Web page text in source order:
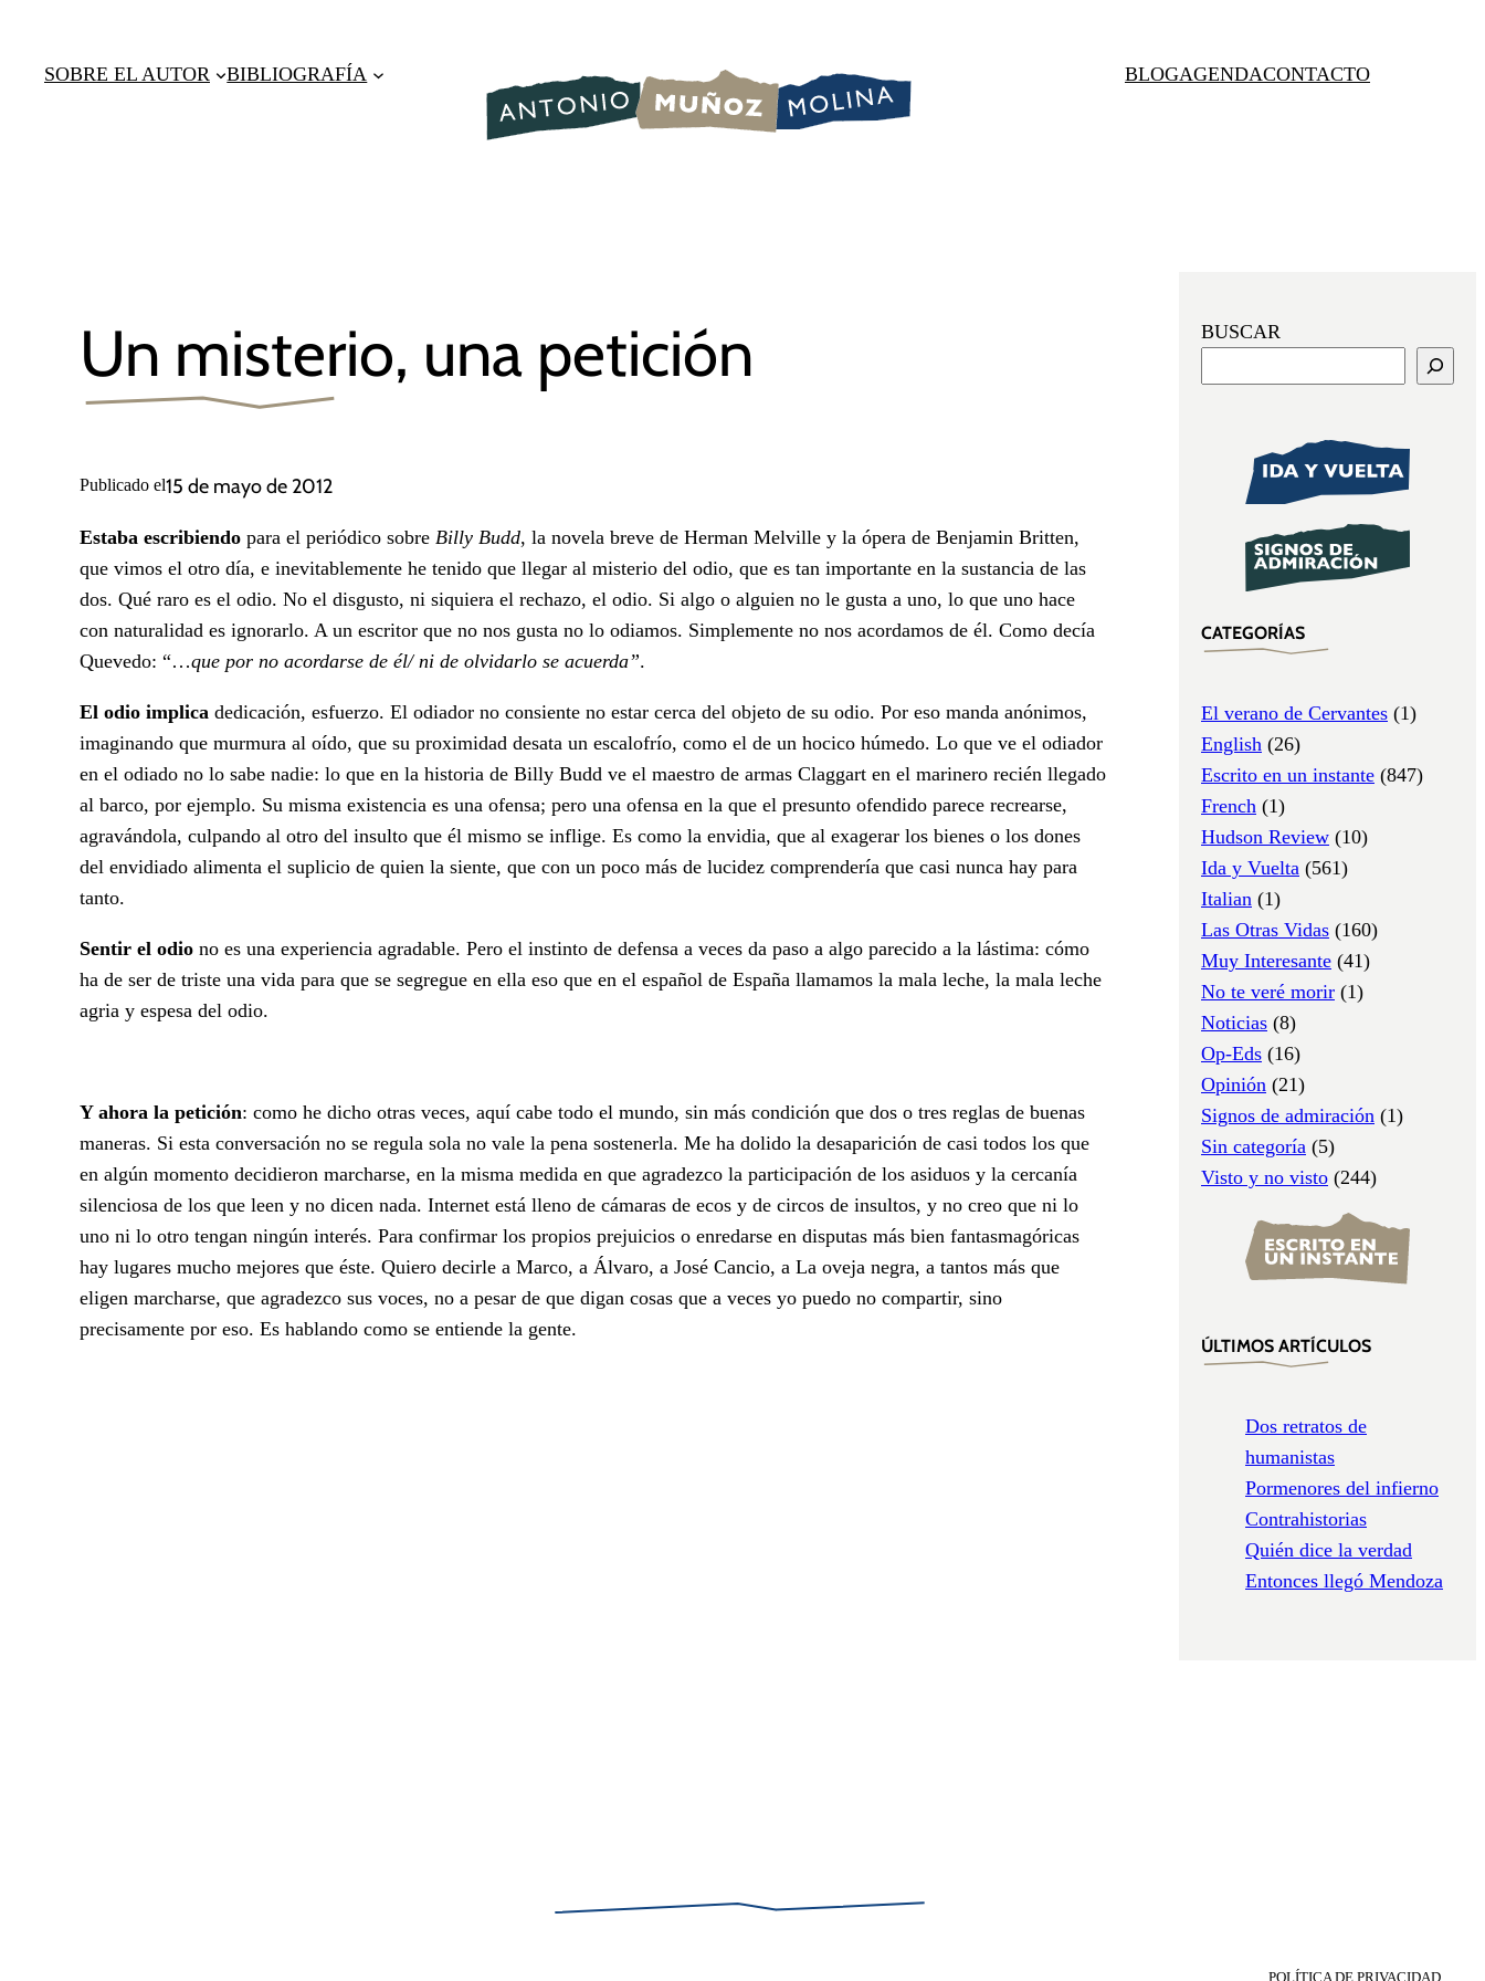
contenido
SOBRE EL AUTOR BIBLIOGRAFÍA BLOGAGENDACONTACTO
Un misterio, una petición
Publicado el15 de mayo de 2012
Estaba escribiendo para el periódico sobre Billy Budd, la novela breve de Herman Melville y la ópera de Benjamin Britten,
que vimos el otro día, e inevitablemente he tenido que llegar al misterio del odio, que es tan importante en la sustancia de las
dos. Qué raro es el odio. No el disgusto, ni siquiera el rechazo, el odio. Si algo o alguien no le gusta a uno, lo que uno hace
con naturalidad es ignorarlo. A un escritor que no nos gusta no lo odiamos. Simplemente no nos acordamos de él. Como decía
Quevedo: “…que por no acordarse de él/ ni de olvidarlo se acuerda”.
El odio implica dedicación, esfuerzo. El odiador no consiente no estar cerca del objeto de su odio. Por eso manda anónimos,
imaginando que murmura al oído, que su proximidad desata un escalofrío, como el de un hocico húmedo. Lo que ve el odiador
en el odiado no lo sabe nadie: lo que en la historia de Billy Budd ve el maestro de armas Claggart en el marinero recién llegado
al barco, por ejemplo. Su misma existencia es una ofensa; pero una ofensa en la que el presunto ofendido parece recrearse,
agravándola, culpando al otro del insulto que él mismo se inflige. Es como la envidia, que al exagerar los bienes o los dones
del envidiado alimenta el suplicio de quien la siente, que con un poco más de lucidez comprendería que casi nunca hay para
tanto.
Sentir el odio no es una experiencia agradable. Pero el instinto de defensa a veces da paso a algo parecido a la lástima: cómo
ha de ser de triste una vida para que se segregue en ella eso que en el español de España llamamos la mala leche, la mala leche
agria y espesa del odio.
Y ahora la petición: como he dicho otras veces, aquí cabe todo el mundo, sin más condición que dos o tres reglas de buenas
maneras. Si esta conversación no se regula sola no vale la pena sostenerla. Me ha dolido la desaparición de casi todos los que
en algún momento decidieron marcharse, en la misma medida en que agradezco la participación de los asiduos y la cercanía
silenciosa de los que leen y no dicen nada. Internet está lleno de cámaras de ecos y de circos de insultos, y no creo que ni lo
uno ni lo otro tengan ningún interés. Para confirmar los propios prejuicios o enredarse en disputas más bien fantasmagóricas
hay lugares mucho mejores que éste. Quiero decirle a Marco, a Álvaro, a José Cancio, a La oveja negra, a tantos más que
eligen marcharse, que agradezco sus voces, no a pesar de que digan cosas que a veces yo puedo no compartir, sino
precisamente por eso. Es hablando como se entiende la gente.
BUSCAR
CATEGORÍAS
El verano de Cervantes (1)
English (26)
Escrito en un instante (847)
French (1)
Hudson Review (10)
Ida y Vuelta (561)
Italian (1)
Las Otras Vidas (160)
Muy Interesante (41)
No te veré morir (1)
Noticias (8)
Op-Eds (16)
Opinión (21)
Signos de admiración (1)
Sin categoría (5)
Visto y no visto (244)
ÚLTIMOS ARTÍCULOS
Dos retratos de
humanistas
Pormenores del infierno
Contrahistorias
Quién dice la verdad
Entonces llegó Mendoza
POLÍTICA DE PRIVACIDAD